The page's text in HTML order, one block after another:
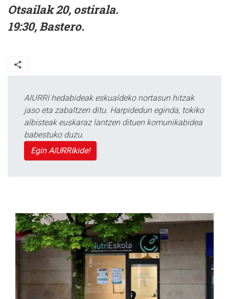
Otsailak 20, ostirala.
19:30, Bastero.
AIURRI hedabideak eskualdeko nortasun hitzak
jaso eta zabaltzen ditu. Harpidedun eginda, tokiko
albisteak euskaraz lantzen dituen komunikabidea
babestuko duzu.
Egin AIURRIkide!